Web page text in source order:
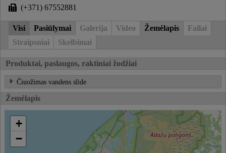
(+371) 67552881
Visi Pasiūlymai Galerija Video Žemėlapis
Failai
Straipsniai
Skelbimai
Produktai, paslaugos, raktiniai žodžiai
Čiuožimas vandens slide
Žemėlapis
+
−